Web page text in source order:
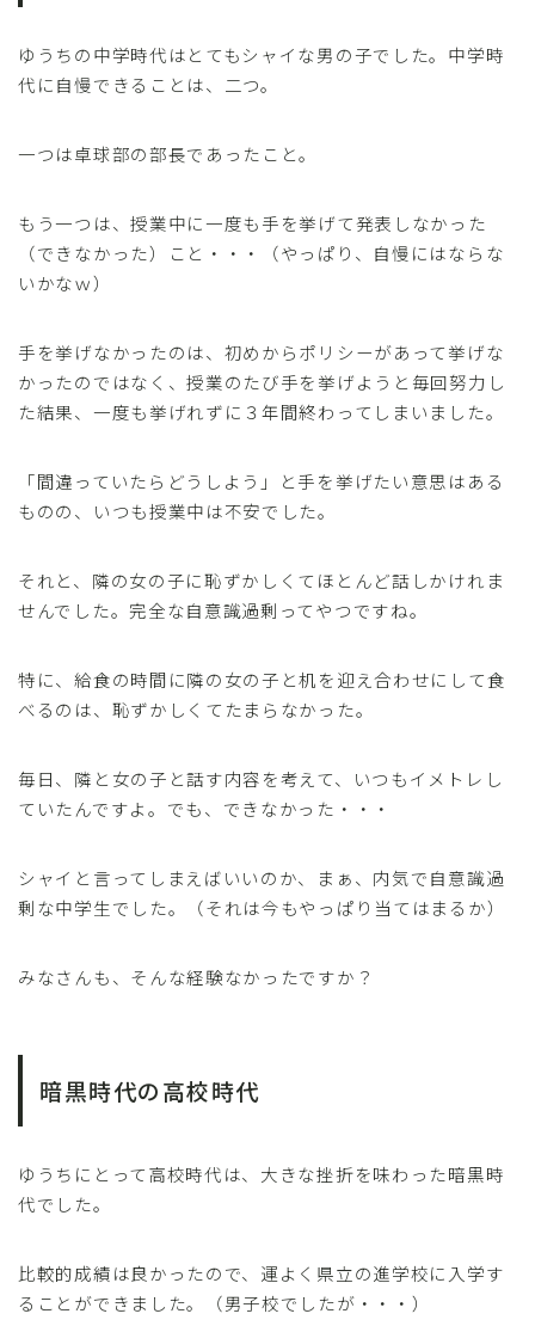
ゆうちの中学時代はとてもシャイな男の子でした。中学時
代に自慢できることは、二つ。
一つは卓球部の部長であったこと。
もう一つは、授業中に一度も手を挙げて発表しなかった
（できなかった）こと・・・（やっぱり、自慢にはならな
いかなｗ）
手を挙げなかったのは、初めからポリシーがあって挙げな
かったのではなく、授業のたび手を挙げようと毎回努力し
た結果、一度も挙げれずに３年間終わってしまいました。
「間違っていたらどうしよう」と手を挙げたい意思はある
ものの、いつも授業中は不安でした。
それと、隣の女の子に恥ずかしくてほとんど話しかけれま
せんでした。完全な自意識過剰ってやつですね。
特に、給食の時間に隣の女の子と机を迎え合わせにして食
べるのは、恥ずかしくてたまらなかった。
毎日、隣と女の子と話す内容を考えて、いつもイメトレし
ていたんですよ。でも、できなかった・・・
シャイと言ってしまえばいいのか、まぁ、内気で自意識過
剰な中学生でした。（それは今もやっぱり当てはまるか）
みなさんも、そんな経験なかったですか？
暗黒時代の高校時代
ゆうちにとって高校時代は、大きな挫折を味わった暗黒時
代でした。
比較的成績は良かったので、運よく県立の進学校に入学す
ることができました。（男子校でしたが・・・）